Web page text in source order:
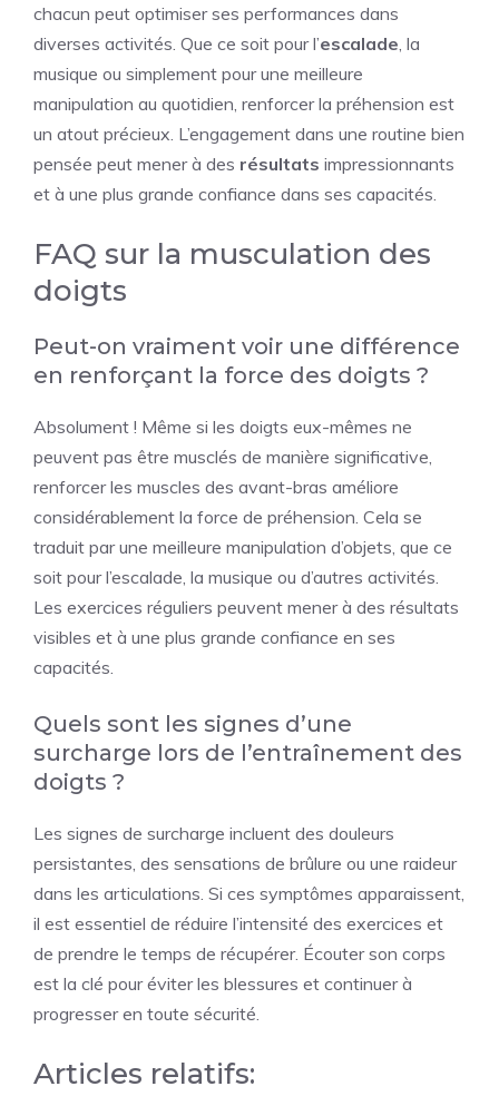
chacun peut optimiser ses performances dans
diverses activités. Que ce soit pour l’escalade, la
musique ou simplement pour une meilleure
manipulation au quotidien, renforcer la préhension est
un atout précieux. L’engagement dans une routine bien
pensée peut mener à des résultats impressionnants
et à une plus grande confiance dans ses capacités.
FAQ sur la musculation des
doigts
Peut-on vraiment voir une différence
en renforçant la force des doigts ?
Absolument ! Même si les doigts eux-mêmes ne
peuvent pas être musclés de manière significative,
renforcer les muscles des avant-bras améliore
considérablement la force de préhension. Cela se
traduit par une meilleure manipulation d’objets, que ce
soit pour l’escalade, la musique ou d’autres activités.
Les exercices réguliers peuvent mener à des résultats
visibles et à une plus grande confiance en ses
capacités.
Quels sont les signes d’une
surcharge lors de l’entraînement des
doigts ?
Les signes de surcharge incluent des douleurs
persistantes, des sensations de brûlure ou une raideur
dans les articulations. Si ces symptômes apparaissent,
il est essentiel de réduire l’intensité des exercices et
de prendre le temps de récupérer. Écouter son corps
est la clé pour éviter les blessures et continuer à
progresser en toute sécurité.
Articles relatifs: